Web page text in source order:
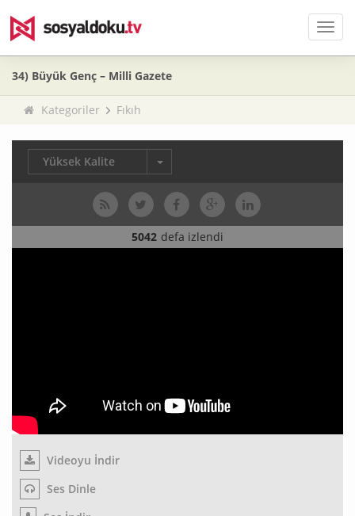
Menü
34) Büyük Genç – Milli Gazete
Kategoriler Fıkıh
Yüksek Kalite
5042 defa izlendi
Videoyu İndir
Ses Dinle